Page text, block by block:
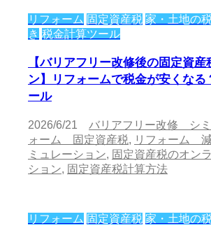
リフォーム 固定資産税 家・土地の
き 税金計算ツール
【バリアフリー改修後の固定資
ン】リフォームで税金が安くなる
ール
2026/6/21 バリアフリー改修 シ
ォーム 固定資産税, リフォーム
ミュレーション, 固定資産税のオン
ション, 固定資産税計算方法
リフォーム 固定資産税 家・土地の